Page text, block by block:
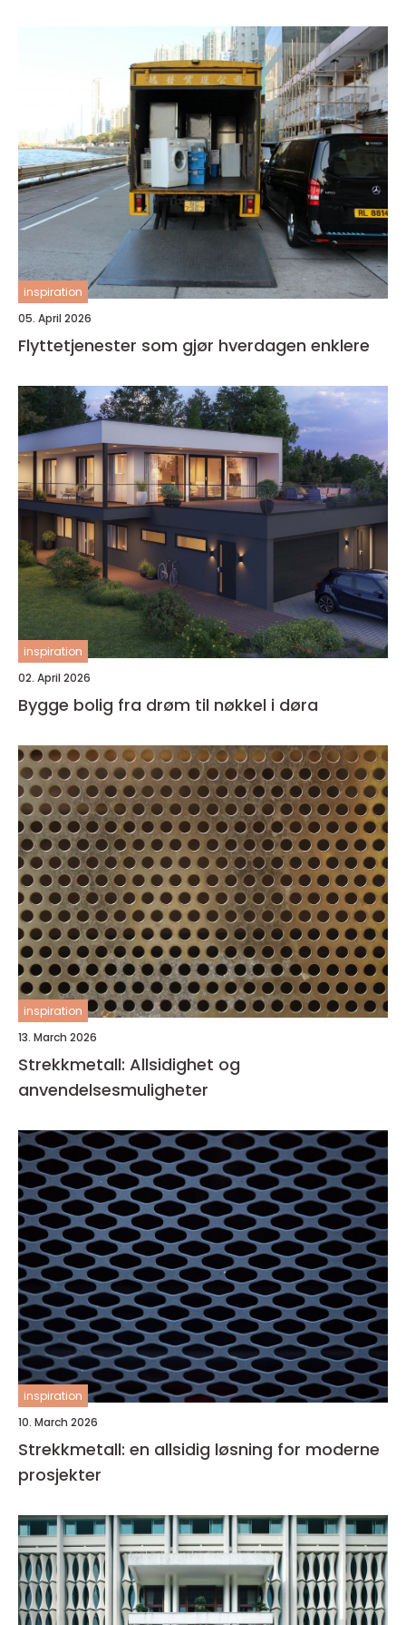
inspiration
05. April 2026
Flyttetjenester som gjør hverdagen enklere
inspiration
02. April 2026
Bygge bolig fra drøm til nøkkel i døra
inspiration
13. March 2026
Strekkmetall: Allsidighet og
anvendelsesmuligheter
inspiration
10. March 2026
Strekkmetall: en allsidig løsning for moderne
prosjekter